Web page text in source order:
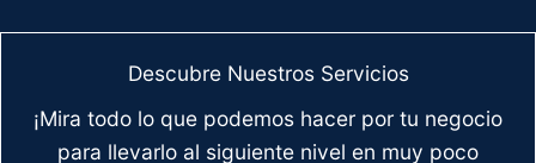
Descubre Nuestros Servicios
¡Mira todo lo que podemos hacer por tu negocio
para llevarlo al siguiente nivel en muy poco